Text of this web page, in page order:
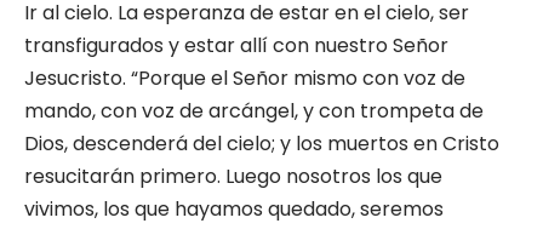
Ir al cielo. La esperanza de estar en el cielo, ser
transfigurados y estar allí con nuestro Señor
Jesucristo. “Porque el Señor mismo con voz de
mando, con voz de arcángel, y con trompeta de
Dios, descenderá del cielo; y los muertos en Cristo
resucitarán primero. Luego nosotros los que
vivimos, los que hayamos quedado, seremos